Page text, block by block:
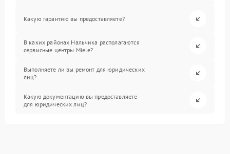
Какую гарантию вы предоставляете?
В каких районах Нальчика располагаются
сервисные центры Miele?
Выполняете ли вы ремонт для юридических
лиц?
Какую документацию вы предоставляете
для юридических лиц?